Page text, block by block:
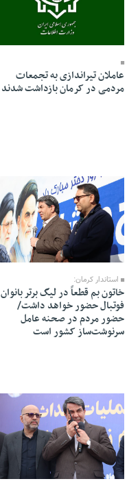
عاملان تیراندازی به تجمعات
مردمی در کرمان بازداشت شدند
29 Farvardin 1405 - 14:18
استاندار کرمان:
خاتون بم قطعاً در لیگ برتر بانوان
فوتبال حضور خواهد داشت/
حضور مردم در صحنه عامل
سرنوشت‌ساز کشور است
27 Farvardin 1405 - 11:03